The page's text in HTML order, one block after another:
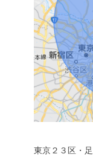
東京２３区・